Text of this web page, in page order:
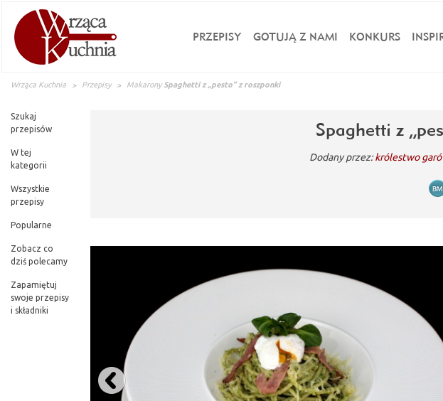
PRZEPISY GOTUJĄ Z NAMI KONKURS
Wrząca Kuchnia Przepisy Makarony Spaghetti z „pesto” z roszponki
Szukaj
przepisów
W tej
kategorii
Wszystkie
przepisy
Popularne
Zobacz co
dziś polecamy
Zapamiętuj
swoje przepisy
i składniki
Spaghetti z
Dodany przez:królestwo